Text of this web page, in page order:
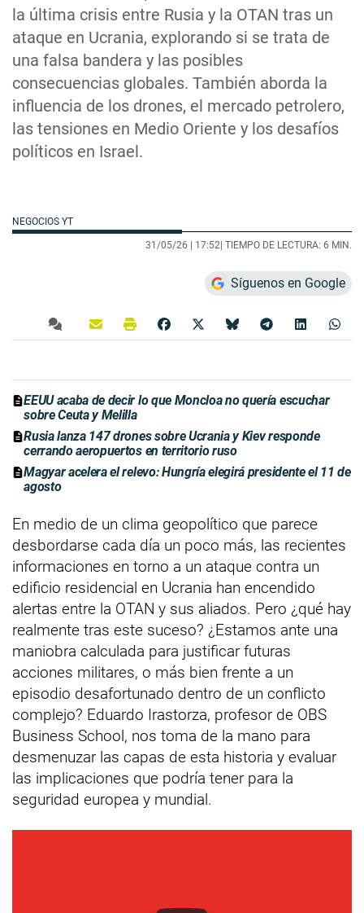
la última crisis entre Rusia y la OTAN tras un
ataque en Ucrania, explorando si se trata de
una falsa bandera y las posibles
consecuencias globales. También aborda la
influencia de los drones, el mercado petrolero,
las tensiones en Medio Oriente y los desafíos
políticos en Israel.
NEGOCIOS YT
31/05/26 | 17:52| TIEMPO DE LECTURA: 6 MIN.
Síguenos en Google
EEUU acaba de decir lo que Moncloa no quería escuchar
sobre Ceuta y Melilla
Rusia lanza 147 drones sobre Ucrania y Kiev responde
cerrando aeropuertos en territorio ruso
Magyar acelera el relevo: Hungría elegirá presidente el 11 de
agosto
En medio de un clima geopolítico que parece
desbordarse cada día un poco más, las recientes
informaciones en torno a un ataque contra un
edificio residencial en Ucrania han encendido
alertas entre la OTAN y sus aliados. Pero ¿qué hay
realmente tras este suceso? ¿Estamos ante una
maniobra calculada para justificar futuras
acciones militares, o más bien frente a un
episodio desafortunado dentro de un conflicto
complejo? Eduardo Irastorza, profesor de OBS
Business School, nos toma de la mano para
desmenuzar las capas de esta historia y evaluar
las implicaciones que podría tener para la
seguridad europea y mundial.